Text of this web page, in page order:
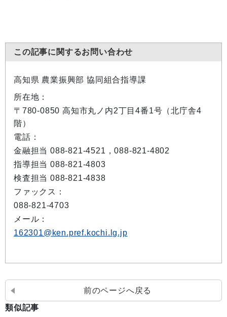
この記事に関するお問い合わせ
高知県 農業振興部 協同組合指導課
所在地：
〒780-0850 高知市丸ノ内2丁目4番1号（北庁舎4
階）
電話：
金融担当 088-821-4521，088-821-4802
指導担当 088-821-4803
検査担当 088-821-4838
ファックス：
088-821-4703
メール：
162301@ken.pref.kochi.lg.jp
前のページへ戻る
類似記事